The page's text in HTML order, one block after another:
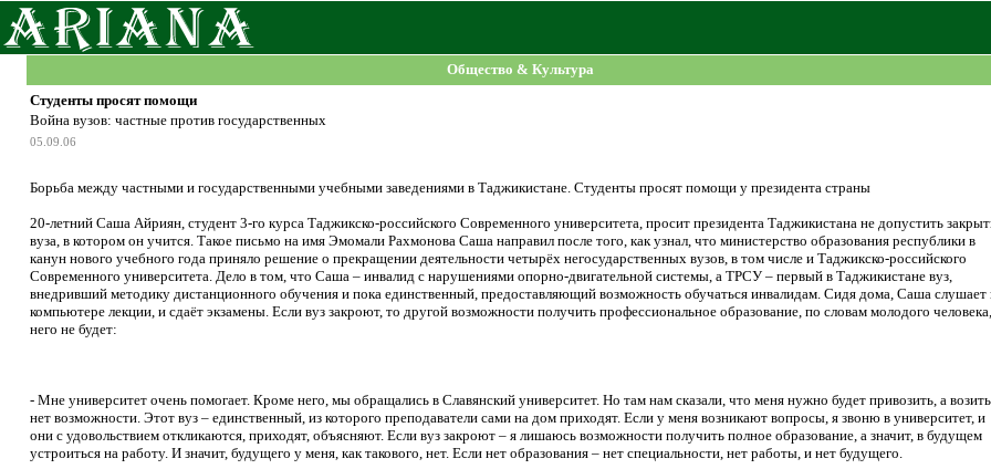
Общество & Культура
Студенты просят помощи
Война вузов: частные против государственных
05.09.06
Борьба между частными и государственными учебными заведениями в Таджикистане. Студенты просят помощи у президента страны
20-летний Саша Айриян, студент 3-го курса Таджикско-российского Современного университета, просит президента Таджикистана не допустить
вуза, в котором он учится. Такое письмо на имя Эмомали Рахмонова Саша направил после того, как узнал, что министерство образования республики в
канун нового учебного года приняло решение о прекращении деятельности четырёх негосударственных вузов, в том числе и Таджикско-российского
Современного университета. Дело в том, что Саша – инвалид с нарушениями опорно-двигательной системы, а ТРСУ – первый в Таджикистане вуз,
внедривший методику дистанционного обучения и пока единственный, предоставляющий возможность обучаться инвалидам. Сидя дома, Саша слушает
компьютере лекции, и сдаёт экзамены. Если вуз закроют, то другой возможности получить профессиональное образование, по словам молодого
него не будет:
- Мне университет очень помогает. Кроме него, мы обращались в Славянский университет. Но там нам сказали, что меня нужно будет привозить, а
нет возможности. Этот вуз – единственный, из которого преподаватели сами на дом приходят. Если у меня возникают вопросы, я звоню в университет, и
они с удовольствием откликаются, приходят, объясняют. Если вуз закроют – я лишаюсь возможности получить полное образование, а значит, в будущем
устроиться на работу. И значит, будущего у меня, как такового, нет. Если нет образования – нет специальности, нет работы, и нет будущего.